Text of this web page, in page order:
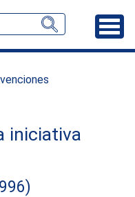
iniciativa